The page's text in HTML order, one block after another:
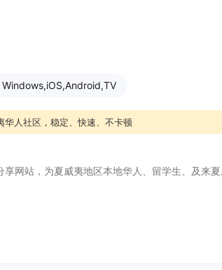
Windows,iOS,Android,TV
人社区，稳定、快速、不卡顿
网站，为夏威夷地区本地华人、留学生、及来